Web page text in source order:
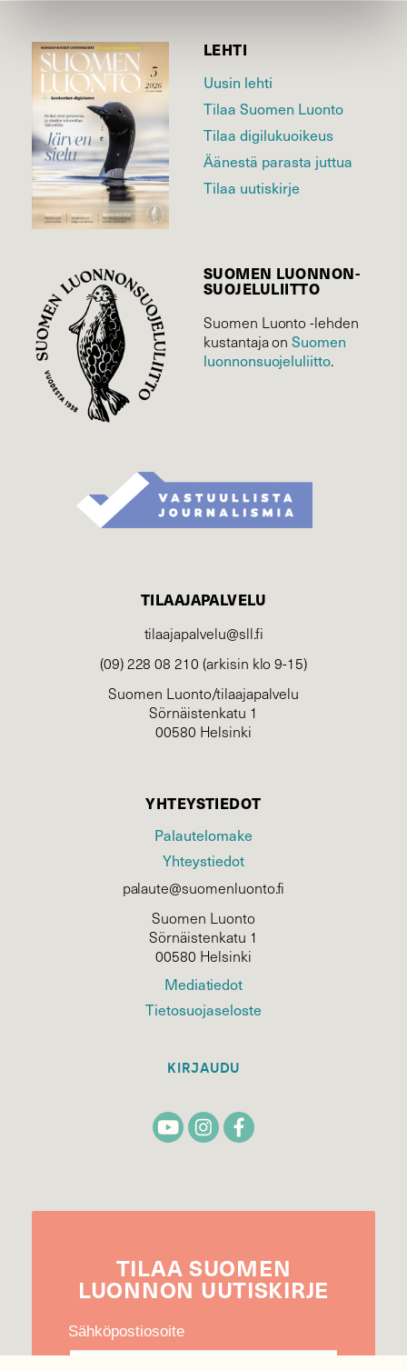
LEHTI
Uusin lehti
Tilaa Suomen Luonto
Tilaa digilukuoikeus
Äänestä parasta juttua
Tilaa uutiskirje
SUOMEN LUONNON­
SUOJELU­LIITTO
Suomen Luonto -lehden
kustantaja onSuomen
luonnonsuojelu­liitto.
TILAAJAPALVELU
tilaajapalvelu@sll.fi
(09) 228 08 210 (arkisin klo 9-15)
Suomen Luonto/tilaajapalvelu
Sörnäistenkatu 1
00580 Helsinki
YHTEYSTIEDOT
Palautelomake
Yhteystiedot
palaute@suomenluonto.fi
Suomen Luonto
Sörnäistenkatu 1
00580 Helsinki
Mediatiedot
Tietosuojaseloste
KIRJAUDU
TILAA SUOMEN
LUONNON UUTIS­KIRJE
Sähköpostiosoite